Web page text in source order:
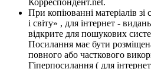
Корреспондент.net.
При копіюванні матеріалів
і світу» , для інтернет -
відкрите для пошукових
Посилання має бути
повного або часткового
Гіперпосилання ( для